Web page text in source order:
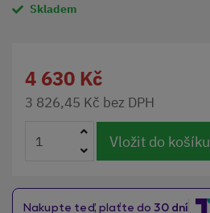
Skladem
4 630 Kč
3 826,45 Kč bez DPH
Vložit do košíku